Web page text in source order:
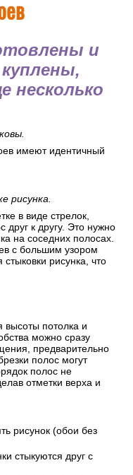
и
несколько
имеют идентичный
рисунка.
в виде стрелок,
к другу. Это нужно
на соседних полосах.
с большим узором
рисунка, что
высоты потолка и
можно сразу
предварительно
полос могут
полос не
отметки верха и
рисунок (обои без
стыкуются друг с